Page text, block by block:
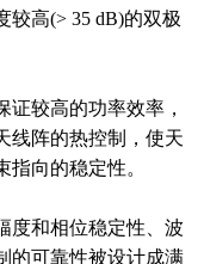
较高(> 35 dB)的双极
证较高的功率效率，
线阵的热控制，使天
向的稳定性。
度和相位稳定性、波
的可靠性被设计成满